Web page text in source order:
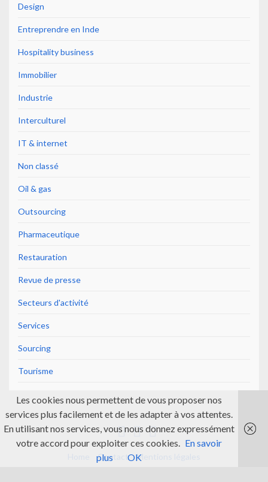
Design
Entreprendre en Inde
Hospitality business
Immobilier
Industrie
Interculturel
IT & internet
Non classé
Oil & gas
Outsourcing
Pharmaceutique
Restauration
Revue de presse
Secteurs d'activité
Services
Sourcing
Tourisme
Contact Mentions légales
Les cookies nous permettent de vous proposer nos
services plus facilement et de les adapter à vos attentes.
En utilisant nos services, vous nous donnez expressément
votre accord pour exploiter ces cookies. En savoir
plus
OK